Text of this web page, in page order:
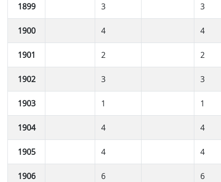
1899 3 3
1900 4 4
1901 2 2
1902 3 3
1903 1 1
1904 4 4
1905 4 4
1906 6 6